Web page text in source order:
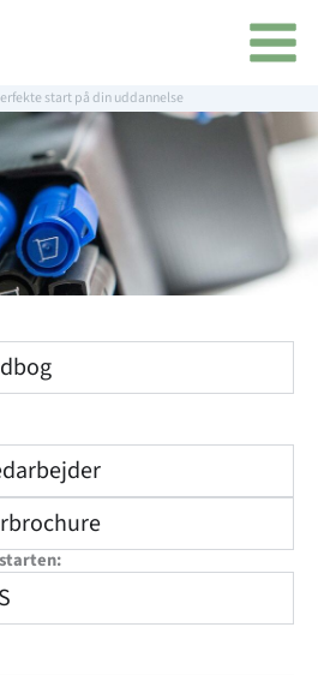
start på din uddannelse